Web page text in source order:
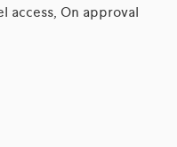
access, On approval